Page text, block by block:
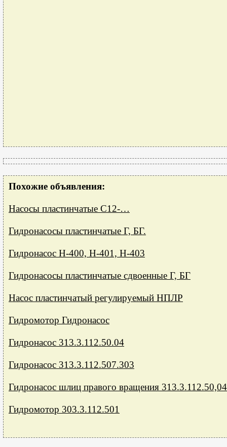
Похожие объявления:
Насосы пластинчатые С12-…
Гидронасосы пластинчатые Г, БГ.
Гидронасос Н-400, Н-401, Н-403
Гидронасосы пластинчатые сдвоенные Г, БГ
Насос пластинчатый регулируемый НПЛР
Гидромотор Гидронасос
Гидронасос 313.3.112.50.04
Гидронасос 313.3.112.507.303
Гидронасос шлиц правого вращения 313.3.112.50,04
Гидромотор 303.3.112.501